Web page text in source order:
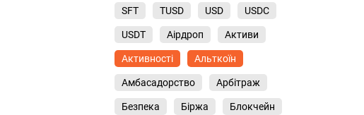
SFT TUSD USD USDC
USDT Аірдроп Активи
Активності Альткоїн
Амбасадорство Арбітраж
Безпека Біржа Блокчейн